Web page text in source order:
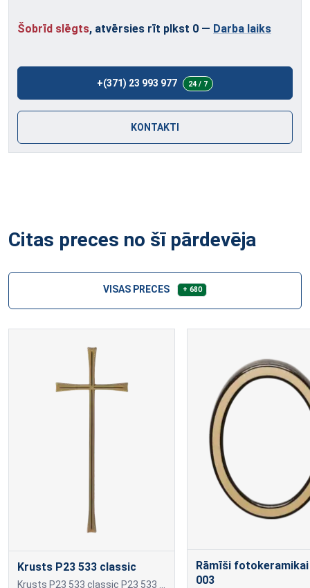
Šobrīd slēgts, atvērsies rīt plkst 0 — Darba laiks
+(371) 23 993 977 24 / 7
KONTAKTI
Citas preces no šī pārdevēja
VISAS PRECES + 680
Krusts P23 533 classic
Rāmīši fotokeramikai
003